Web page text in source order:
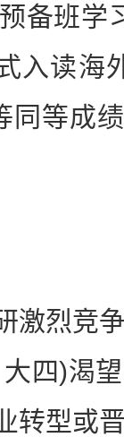
班学
入读海
同等成
烈竞争
四)渴
转型或